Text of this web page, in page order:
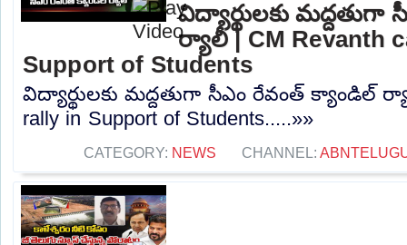
విద్యార్థులకు మద్దతుగా
ర్యాలీ | CM Revanth
Support of Students
విద్యార్థులకు మద్దతుగా సీఎం రేవంత్ క్యాండిల్
rally in Support of Students.....»»
CATEGORY: NEWS CHANNEL: